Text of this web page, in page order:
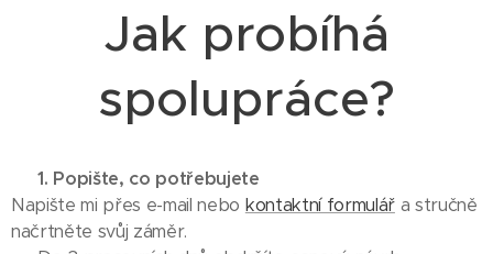
Jak probíhá
spolupráce?
📩1. Popište, co potřebujete
Napište mi přes e-mail nebo kontaktní formulářa stručně
načrtněte svůj záměr.